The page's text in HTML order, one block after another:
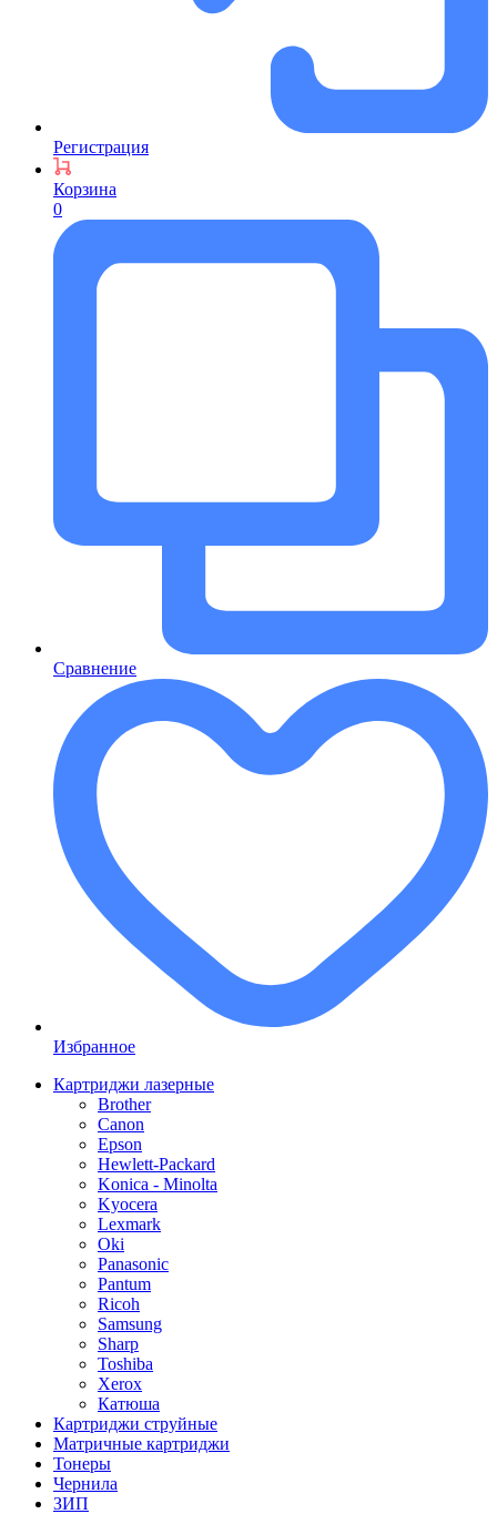
Регистрация
Корзина
0
Сравнение
Избранное
Картриджи лазерные
Brother
Canon
Epson
Hewlett-Packard
Konica - Minolta
Kyocera
Lexmark
Oki
Panasonic
Pantum
Ricoh
Samsung
Sharp
Toshiba
Xerox
Катюша
Картриджи струйные
Матричные картриджи
Тонеры
Чернила
ЗИП